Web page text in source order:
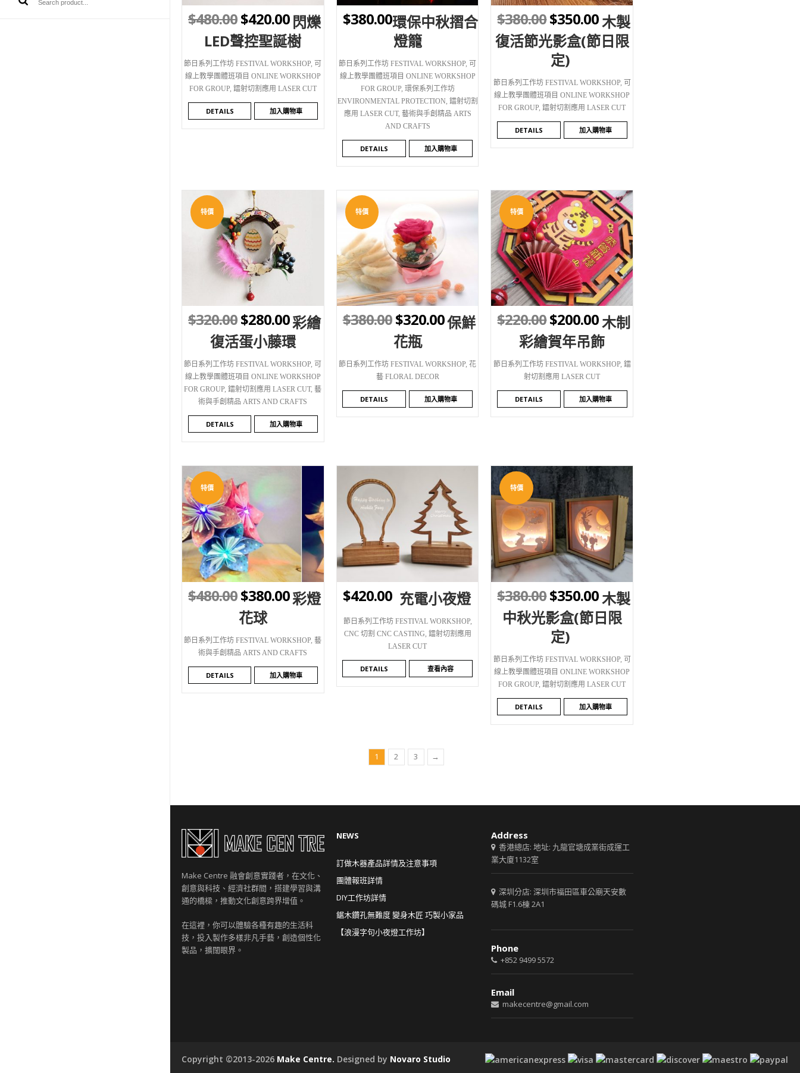
$480.00$420.00閃爍
LED聲控聖誕樹
節日系列工作坊 FESTIVAL WORKSHOP,可
線上教學團體班項目 ONLINE WORKSHOP
FOR GROUP, 鐳射切割應用 LASER CUT
DETAILS 加入購物車
$380.00環保中秋摺合
燈籠
節日系列工作坊 FESTIVAL WORKSHOP,可
線上教學團體班項目 ONLINE WORKSHOP
FOR GROUP, 環保系列工作坊
ENVIRONMENTAL PROTECTION, 鐳射切割
應用 LASER CUT, 藝術與手創精品 ARTS
AND CRAFTS
DETAILS 加入購物車
$380.00$350.00木製
復活節光影盒(節日限
定)
節日系列工作坊 FESTIVAL WORKSHOP, 可
線上教學團體班項目 ONLINE WORKSHOP
FOR GROUP,鐳射切割應用 LASER CUT
DETAILS 加入購物車
特價
WISHLIST
$320.00$280.00彩繪
復活蛋小藤環
節日系列工作坊 FESTIVAL WORKSHOP, 可
線上教學團體班項目 ONLINE WORKSHOP
FOR GROUP,鐳射切割應用 LASER CUT,藝
術與手創精品 ARTS AND CRAFTS
DETAILS 加入購物車
特價
WISHLIST
$380.00$320.00保鮮
花瓶
節日系列工作坊 FESTIVAL WORKSHOP,花
藝 FLORAL DECOR
DETAILS 加入購物車
特價
WISHLIST
$220.00$200.00木制
彩繪賀年吊飾
節日系列工作坊 FESTIVAL WORKSHOP, 鐳
射切割應用 LASER CUT
DETAILS 加入購物車
特價
WISHLIST
$480.00$380.00彩燈
花球
節日系列工作坊 FESTIVAL WORKSHOP ,藝
術與手創精品 ARTS AND CRAFTS
DETAILS 加入購物車
WISHLIST
$420.00 充電小夜燈
節日系列工作坊 FESTIVAL WORKSHOP,
CNC 切割 CNC CASTING 鐳射切割應用
LASER CUT
DETAILS 查看內容
特價
WISHLIST
$380.00$350.00木製
中秋光影盒(節日限
定)
節日系列工作坊 FESTIVAL WORKSHOP, 可
線上教學團體班項目 ONLINE WORKSHOP
FOR GROUP ,鐳射切割應用 LASER CUT
DETAILS 加入購物車
1 2 3 →
Make Centre 融會創意實踐者，在文化、
創意與科技、經濟社群間，搭建學習與溝
通的橋樑，推動文化創意跨界增值。
在這裡，你可以體驗各種有趣的生活科
技，投入製作多樣非凡手藝，創造個性化
製品，擴闊眼界。
NEWS
訂做木器產品詳情及注意事項
團體報班詳情
DIY工作坊詳情
鋸木鑽孔無難度 變身木匠 巧製小家品
【浪漫字句小夜燈工作坊】
Address
香港總店: 地址: 九龍官塘成業街成運工
業大廈1132室
深圳分店: 深圳市福田區車公廟天安數
碼城 F1.6棟 2A1
Phone
+852 9499 5572
Email
makecentre@gmail.com
Copyright ©2013-2026 Make Centre. Designed by Novaro Studio